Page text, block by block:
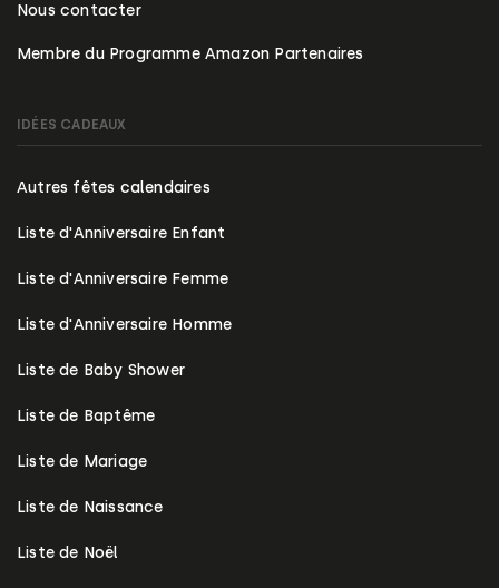
Nous contacter
Membre du Programme Amazon Partenaires
IDÉES CADEAUX
Autres fêtes calendaires
Liste d'Anniversaire Enfant
Liste d'Anniversaire Femme
Liste d'Anniversaire Homme
Liste de Baby Shower
Liste de Baptême
Liste de Mariage
Liste de Naissance
Liste de Noël